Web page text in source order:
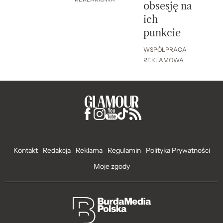
obsesję na
ich
punkcie
WSPÓŁPRACA
REKLAMOWA
Kontakt Redakcja Reklama Regulamin
Polityka Prywatności
Moje zgody